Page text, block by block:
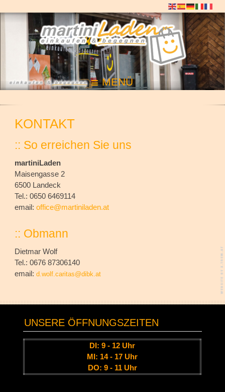
MENÜ
KONTAKT
:: So erreichen Sie uns
martiniLaden
Maisengasse 2
6500 Landeck
Tel.: 0650 6469114
email: office@martiniladen.at
:: Obmann
Dietmar Wolf
Tel.: 0676 87306140
email: d.wolf.caritas@dibk.at
UNSERE ÖFFNUNGSZEITEN
DI: 9 - 12 Uhr
MI: 14 - 17 Uhr
DO: 9 - 11 Uhr